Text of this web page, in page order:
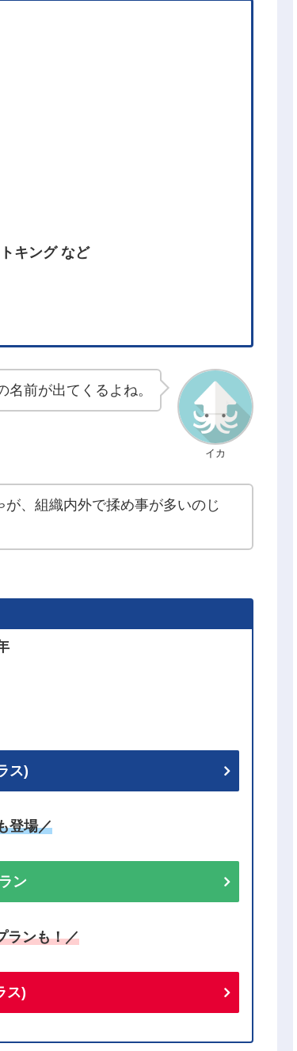
キング など
イカ
前が出てくるよね。
、組織内外で揉め事が多いのじ
ス)
登場／
ン
ランも！／
ス)